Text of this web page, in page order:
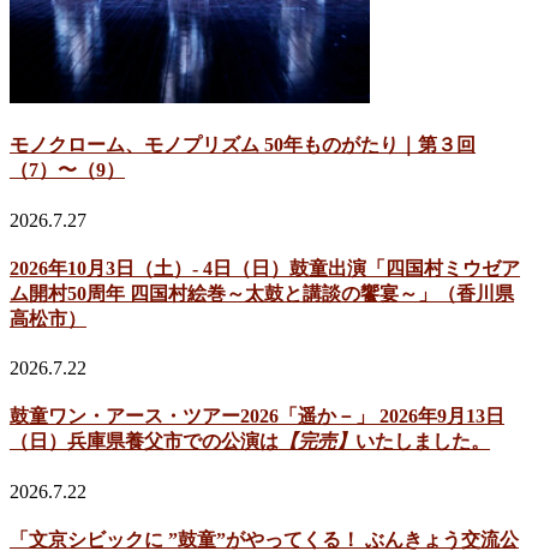
モノクローム、モノプリズム 50年ものがたり｜第３回
（7）〜（9）
2026.7.27
2026年10月3日（土）- 4日（日）鼓童出演「四国村ミウゼア
ム開村50周年 四国村絵巻～太鼓と講談の饗宴～」（香川県
高松市）
2026.7.22
鼓童ワン・アース・ツアー2026「遥か－」 2026年9月13日
（日）兵庫県養父市での公演は 【完売】 いたしました。
2026.7.22
「文京シビックに ”鼓童”がやってくる！ ぶんきょう交流公